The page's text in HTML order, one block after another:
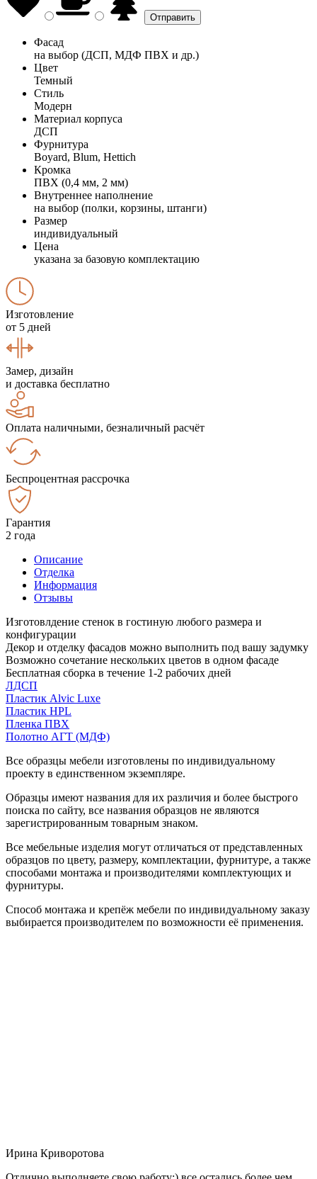
Фасад
на выбор (ДСП, МДФ ПВХ и др.)
Цвет
Темный
Стиль
Модерн
Материал корпуса
ДСП
Фурнитура
Boyard, Blum, Hettich
Кромка
ПВХ (0,4 мм, 2 мм)
Внутреннее наполнение
на выбор (полки, корзины, штанги)
Размер
индивидуальный
Цена
указана за базовую комплектацию
Изготовление
от 5 дней
Замер, дизайн
и доставка бесплатно
Оплата наличными, безналичный расчёт
Беспроцентная рассрочка
Гарантия
2 года
Описание
Отделка
Информация
Отзывы
Изготовлдение стенок в гостиную любого размера и
конфигурации
Декор и отделку фасадов можно выполнить под вашу задумку
Возможно сочетание нескольких цветов в одном фасаде
Бесплатная сборка в течение 1-2 рабочих дней
ЛДСП
Пластик Alvic Luxe
Пластик HPL
Пленка ПВХ
Полотно АГТ (МДФ)
Все образцы мебели изготовлены по индивидуальному
проекту в единственном экземпляре.
Образцы имеют названия для их различия и более быстрого
поиска по сайту, все названия образцов не являются
зарегистрированным товарным знаком.
Все мебельные изделия могут отличаться от представленных
образцов по цвету, размеру, комплектации, фурнитуре, а также
способами монтажа и производителями комплектующих и
фурнитуры.
Способ монтажа и крепёж мебели по индивидуальному заказу
выбирается производителем по возможности её применения.
Ирина Криворотова